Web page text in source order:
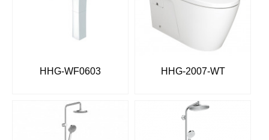
HHG-WF0603 HHG-2007-WT